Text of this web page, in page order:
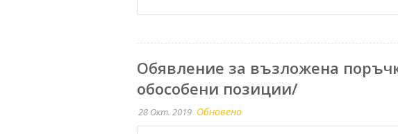
Обявление за възложена
обособени позиции/
28 Окт. 2019 Обновено